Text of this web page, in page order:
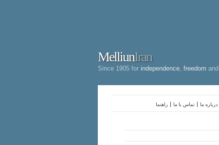
MelliunIran
Since 1905 for independence freedom and
راهنما تماس با ما درباره ما